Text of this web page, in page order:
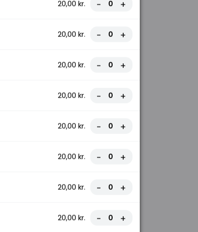
20,00 kr. - +
20,00 kr. - +
20,00 kr. - +
20,00 kr. - +
20,00 kr. - +
20,00 kr. - +
20,00 kr. - +
20,00 kr. - +